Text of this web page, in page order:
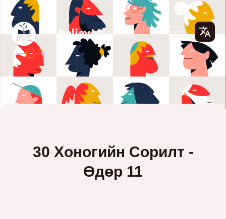
30 Хоногийн Сорилт -
Өдөр 11